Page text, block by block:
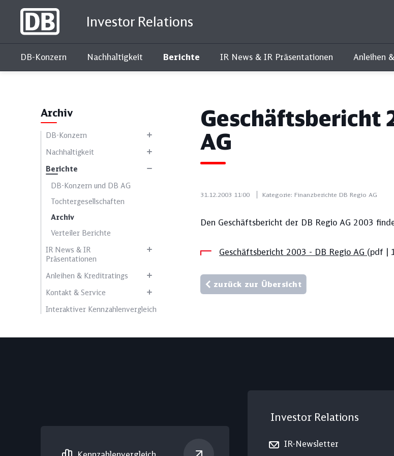
Investor Relations
DB-Konzern Nachhaltigkeit Berichte IR News & IR Präsentationen Anleihen
Archiv
DB-Konzern
Nachhaltigkeit
Berichte
DB-Konzern und DB AG
Toch­ter­ge­sell­schaf­ten
Archiv
Verteiler Berichte
IR News & IR
Präsentationen
Anleihen & Kreditratings
Kontakt & Service
Interaktiver Kennzahlenvergleich
Geschäftsbericht
AG
31.12.2003 11:00 Kategorie: Finanzberichte DB Regio AG
Den Geschäftsbericht der DB Regio AG 2003
Geschäftsbericht 2003 - DB Regio AG (pdf |
zurück zur Übersicht
Investor Relations
IR-Newsletter